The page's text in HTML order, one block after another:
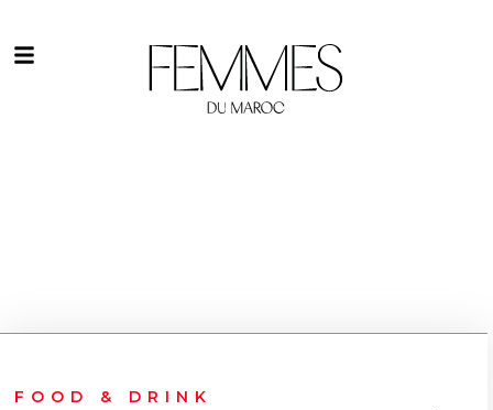
FOOD & DRINK